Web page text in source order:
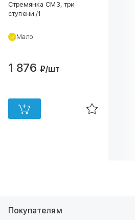
Стремянка СМ3, три
ступени./1
Мало
1 876 ₽/шт
Покупателям